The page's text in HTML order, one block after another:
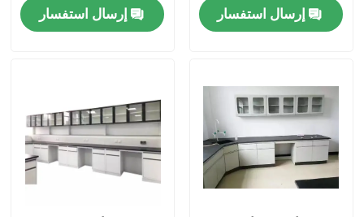
مراقبة الجودة
اتصل بنا
إرسال استفسار إرسال استفسار